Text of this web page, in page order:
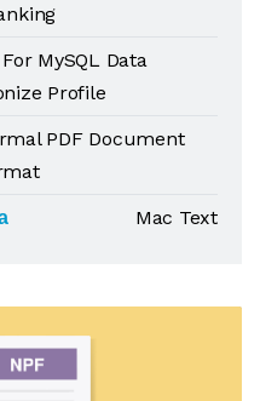
MySQL Data
Profile
PDF Document
Mac Text